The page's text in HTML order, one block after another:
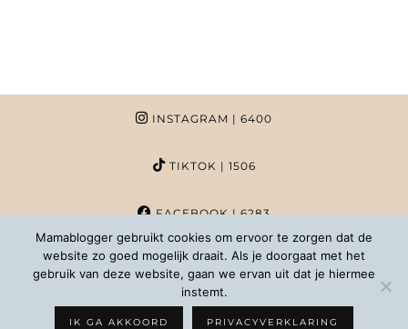
INSTAGRAM | 6400
TIKTOK | 1506
FACEBOOK| 6283
PINTEREST | 1020
Mamablogger gebruikt cookies om ervoor te zorgen dat de
website zo goed mogelijk draait. Als je doorgaat met het
gebruik van deze website, gaan we ervan uit dat je hiermee
instemt.
IK GA AKKOORD PRIVACYVERKLARING